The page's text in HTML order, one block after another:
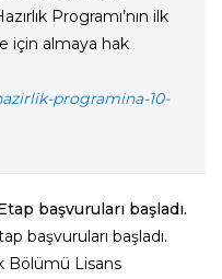
Programı’nın ilk
için almaya hak
programina-10-
başvuruları başladı.
başvuruları başladı.
Bölümü Lisans